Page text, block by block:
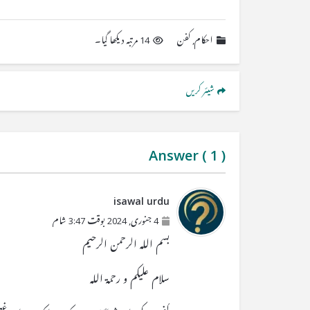
احکام, کفن 14 مرتبہ دیکھا گیا۔
شیئر کریں
Answer ( 1 )
isawal urdu
4 جنوری, 2024 بوقت 3:47 شام
بسم اللہ الرحمن الرحیم
سلام علیکم و رحمۃ اللہ